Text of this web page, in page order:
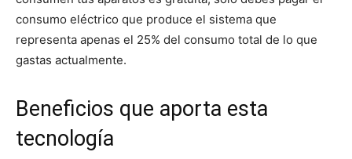
consumo eléctrico que produce el sistema que
representa apenas el 25% del consumo total de lo que
gastas actualmente.
Beneficios que aporta esta
tecnología